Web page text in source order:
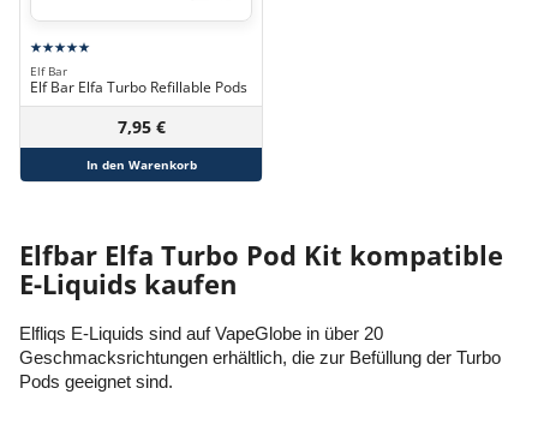
Elf Bar
Elf Bar Elfa Turbo Refillable Pods
7,95 €
In den Warenkorb
Elfbar Elfa Turbo Pod Kit kompatible
E-Liquids kaufen
Elfliqs E-Liquids sind auf VapeGlobe in über 20
Geschmacksrichtungen erhältlich, die zur Befüllung der Turbo
Pods geeignet sind.